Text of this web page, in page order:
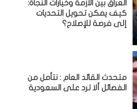
العراق بين الأزمة وخيارات النجاة:
كيف يمكن تحويل التحديات
إلى فرصة للإصلاح؟
متحدث القائد العام : نتأمل من
الفصائل ألا ترد على السعودية